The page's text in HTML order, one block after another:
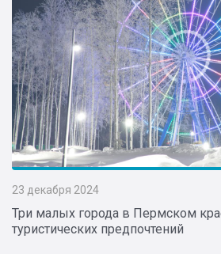
23 декабря 2024
Три малых города в Пермском
туристических предпочтений